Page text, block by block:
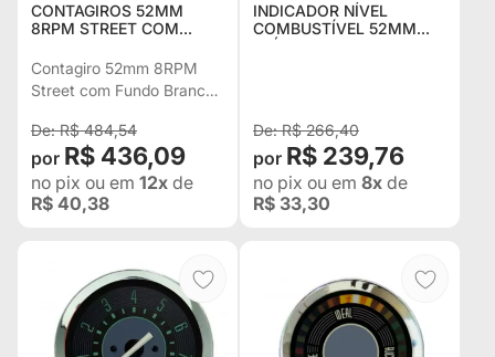
CONTAGIROS 52MM
8RPM STREET COM
TROLLER MOTOR 2.8
Contagiro 52mm 8RPM
Street com Fundo Branco
R$ 484,54
R$ 436,09
no pix ou em 12x de
R$ 40,38
INDICADOR NÍVEL
COMBUSTÍVEL 52MM
ELÉTRICO VERDE VW -
R$ 266,40
R$ 239,76
no pix ou em 8x de
R$ 33,30